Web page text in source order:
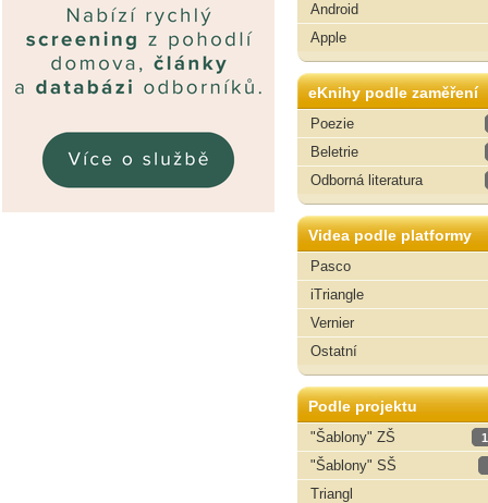
Android
Apple
eKnihy podle zaměření
Poezie
Beletrie
Odborná literatura
Videa podle platformy
Pasco
iTriangle
Vernier
Ostatní
Podle projektu
"Šablony" ZŠ
"Šablony" SŠ
Triangl